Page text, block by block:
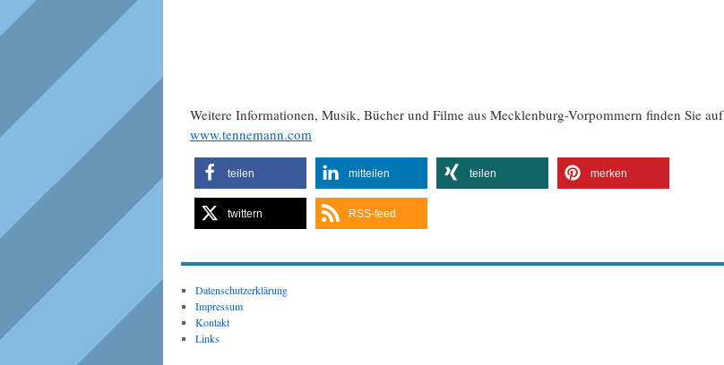
Weitere Informationen, Musik, Bücher und Filme aus Mecklenburg-Vorpommern finden Sie auf
www.tennemann.com
teilen mitteilen teilen merken
twittern RSS-feed
Datenschutzerklärung
Impressum
Kontakt
Links